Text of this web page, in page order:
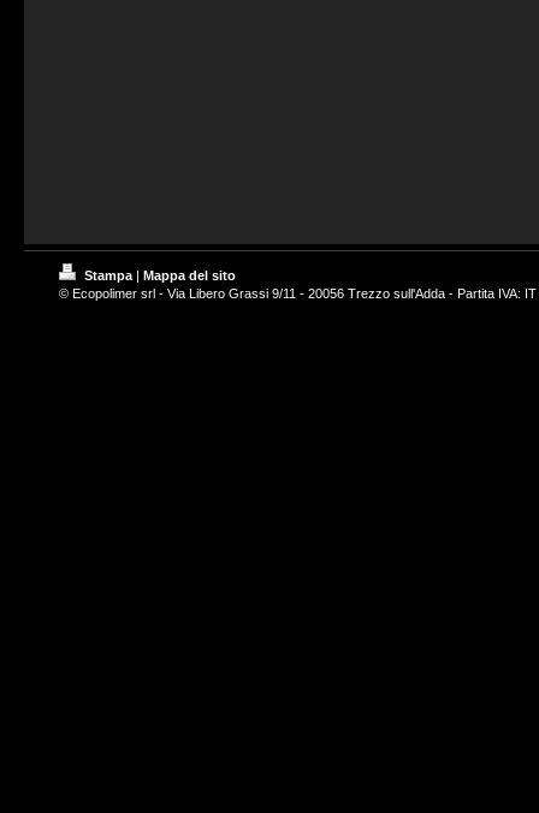
Stampa
Mappa del sito
© Ecopolimer srl - Via Libero Grassi 9/11 - 20056 Trezzo sull'Adda - Partita IVA: